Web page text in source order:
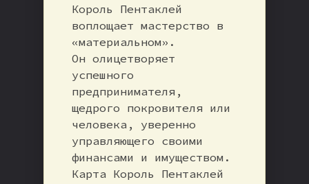
Король Пентаклей
воплощает мастерство в
«материальном».
Он олицетворяет
успешного
предпринимателя,
щедрого покровителя или
человека, уверенно
управляющего своими
финансами и имуществом.
Карта Король Пентаклей